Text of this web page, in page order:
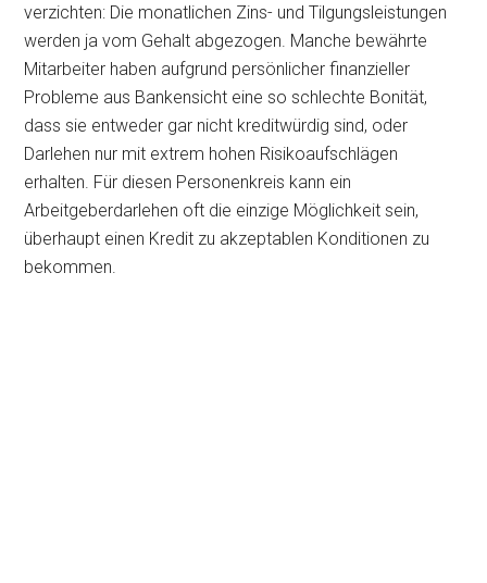
verzichten: Die monatlichen Zins- und Tilgungsleistungen
werden ja vom Gehalt abgezogen. Manche bewährte
Mitarbeiter haben aufgrund persönlicher finanzieller
Probleme aus Bankensicht eine so schlechte Bonität,
dass sie entweder gar nicht kreditwürdig sind, oder
Darlehen nur mit extrem hohen Risikoaufschlägen
erhalten. Für diesen Personenkreis kann ein
Arbeitgeberdarlehen oft die einzige Möglichkeit sein,
überhaupt einen Kredit zu akzeptablen Konditionen zu
bekommen.